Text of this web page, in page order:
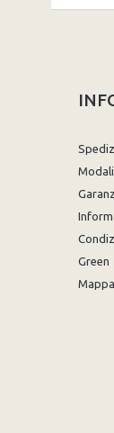
Green